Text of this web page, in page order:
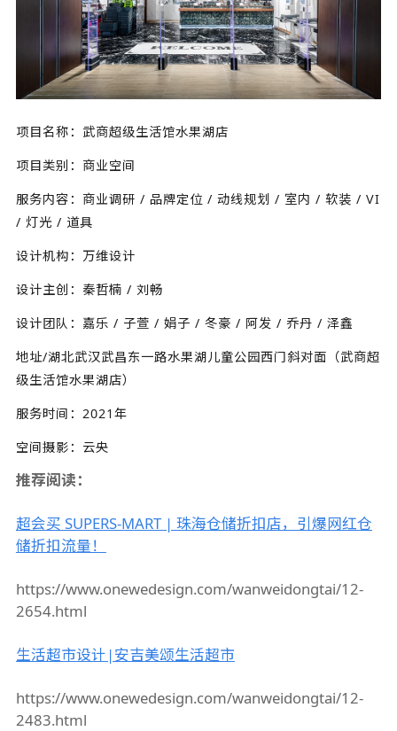
项目名称：武商超级生活馆水果湖店
项目类别：商业空间
服务内容：商业调研 / 品牌定位 / 动线规划 / 室内 / 软装 / VI
/ 灯光 / 道具
设计机构：万维设计
设计主创：秦哲楠 / 刘畅
设计团队：嘉乐 / 子萱 / 娟子 / 冬豪 / 阿发 / 乔丹 / 泽鑫
地址/湖北武汉武昌东一路水果湖儿童公园西门斜对面（武商超
级生活馆水果湖店）
服务时间：2021年
空间摄影：云央
推荐阅读：
超会买 SUPERS-MART | 珠海仓储折扣店，引爆网红仓
储折扣流量！
https://www.onewedesign.com/wanweidongtai/12-
2654.html
生活超市设计|安吉美颂生活超市
https://www.onewedesign.com/wanweidongtai/12-
2483.html